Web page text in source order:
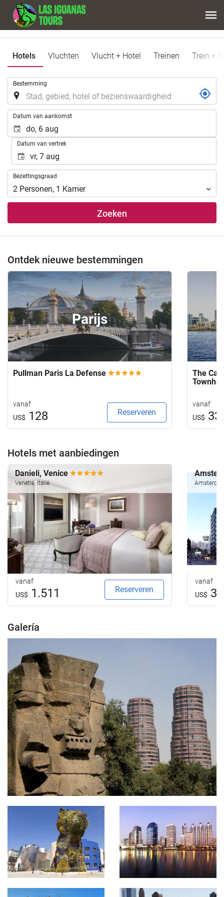
Hotels Vluchten Vlucht + Hotel Treinen Trein +
Bestemming
Datum van aankomst
Datum van vertrek
Bezettingsgraad
Bezettingsgraad
2 Personen, 1 Kamer
Zoeken
Ontdek nieuwe bestemmingen
Parijs
Pullman Paris La Defense
vanaf
US$ 128 Reserveren
The
vanaf
US$
Hotels met aanbiedingen
Danieli, Venice
Venetië, Italië
vanaf
US$ 1.511 Reserveren
vanaf
US$
Galería